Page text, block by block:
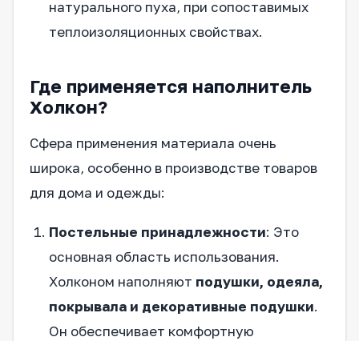
натурального пуха, при сопоставимых
теплоизоляционных свойствах.
Где применяется наполнитель
Холкон?
Сфера применения материала очень
широка, особенно в производстве товаров
для дома и одежды:
Постельные принадлежности: Это
основная область использования.
Холконом наполняют подушки, одеяла,
покрывала и декоративные подушки.
Он обеспечивает комфортную